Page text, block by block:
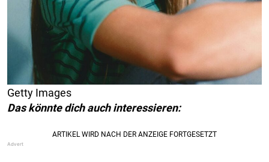
Getty Images
Das könnte dich auch interessieren: